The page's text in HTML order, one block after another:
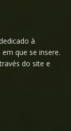
à
que se insere.
do site e